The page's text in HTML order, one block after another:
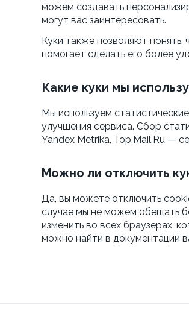
можем создавать
могут вас заинтересовать.
Куки также позволяют понять,
помогает сделать его более
Какие куки мы
Мы используем
улучшения сервиса. Сбор
Yandex Metrika, Top.Mail.Ru —
Можно ли отключить
Да, вы можете отключить
случае мы не можем обещать
изменить во всех браузерах,
можно найти в документации